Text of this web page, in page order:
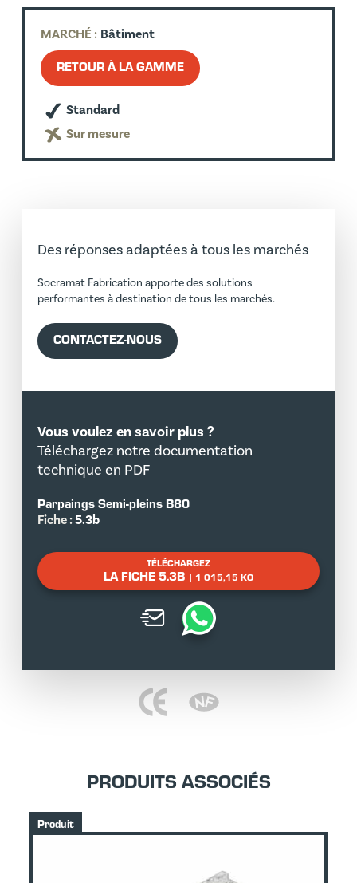
MARCHÉ : Bâtiment
RETOUR À LA GAMME
Standard
Sur mesure
Des réponses adaptées à tous les marchés
Socramat Fabrication apporte des solutions
performantes à destination de tous les marchés.
CONTACTEZ-NOUS
Vous voulez en savoir plus ?
Téléchargez notre documentation
technique en PDF
Parpaings Semi-pleins B80
Fiche :5.3b
TÉLÉCHARGEZ
LA FICHE 5.3B | 1 015,15 KO
PRODUITS ASSOCIÉS
Produit